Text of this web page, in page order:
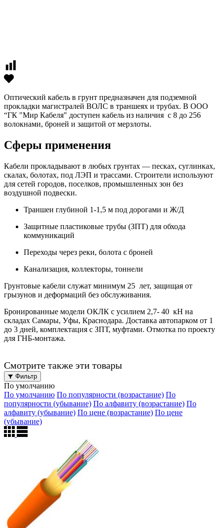
Оптический кабель в грунт предназначен для подземной
прокладки магистралей ВОЛС в траншеях и трубах. В ООО
“ГК "Мир Кабеля" доступен кабель из наличия с 8 до 256
волокнами, броней и защитой от мерзлоты.​
Сферы применения
Кабели прокладывают в любых грунтах — песках, суглинках,
скалах, болотах, под ЛЭП и трассами. Строители используют
для сетей городов, поселков, промышленных зон без
воздушной подвески.
Траншеи глубиной 1-1,5 м под дорогами и Ж/Д
Защитные пластиковые трубы (ЗПТ) для обхода
коммуникаций
Переходы через реки, болота с броней
Канализация, коллекторы, тоннели
Грунтовые кабели служат минимум 25 лет, защищая от
грызунов и деформаций без обслуживания.
Бронированные модели ОКЛК с усилием 2,7- 40 кН на
складах Самары, Уфы, Краснодара. Доставка автопарком от 1
до 3 дней, комплектация с ЗПТ, муфтами. Отмотка по проекту
для ГНБ-монтажа.​
Смотрите также эти товары
Фильтр
По умолчанию
По умолчанию По популярности (возрастание) По
популярности (убывание) По алфавиту (возрастание) По
алфавиту (убывание) По цене (возрастание) По цене
(убывание)